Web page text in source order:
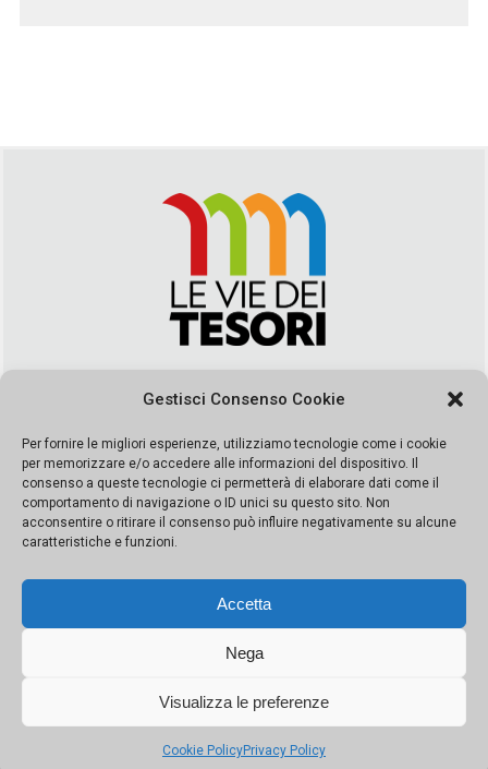
Gestisci Consenso Cookie
Per fornire le migliori esperienze, utilizziamo tecnologie come i cookie
per memorizzare e/o accedere alle informazioni del dispositivo. Il
consenso a queste tecnologie ci permetterà di elaborare dati come il
comportamento di navigazione o ID unici su questo sito. Non
acconsentire o ritirare il consenso può influire negativamente su alcune
caratteristiche e funzioni.
Accetta
Nega
Visualizza le preferenze
Cookie PolicyPrivacy Policy
segreteria@leviedeitesori.it
Direttore ResponsabileMarcello Barbaro – Aut. del tribunale di
Palermo n. 19 del 2017 iscrizione al roc numero 37003 Editore
Porta Felice Srl. Sede legale: Via Libertà 93 – 90143 Palermo
Società iscritta alla Camera di Commercio di Palermo Ufficio
065228208251 Capitale 10000 euro IV
© Copyright Porta Felice | Le Vie dei Tesori. Tutti i diritti riservati |Privacy Policy
Made by:Kappaelle Comunicazione